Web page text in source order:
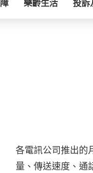
樂齡生活 投訴
各電訊公司推出的
量、傳送速度、通